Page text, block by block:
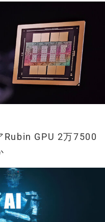
Rubin GPU 2万7500